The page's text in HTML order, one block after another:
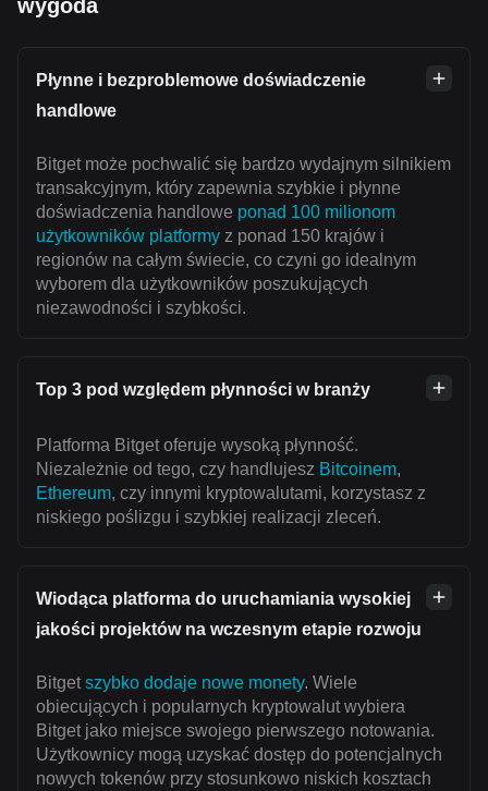
wygoda
Płynne i bezproblemowe doświadczenie
handlowe
Bitget może pochwalić się bardzo wydajnym silnikiem
transakcyjnym, który zapewnia szybkie i płynne
doświadczenia handlowe ponad 100 milionom
użytkowników platformy z ponad 150 krajów i
regionów na całym świecie, co czyni go idealnym
wyborem dla użytkowników poszukujących
niezawodności i szybkości.
Top 3 pod względem płynności w branży
Platforma Bitget oferuje wysoką płynność.
Niezależnie od tego, czy handlujesz Bitcoinem,
Ethereum, czy innymi kryptowalutami, korzystasz z
niskiego poślizgu i szybkiej realizacji zleceń.
Wiodąca platforma do uruchamiania wysokiej
jakości projektów na wczesnym etapie rozwoju
Bitget szybko dodaje nowe monety. Wiele
obiecujących i popularnych kryptowalut wybiera
Bitget jako miejsce swojego pierwszego notowania.
Użytkownicy mogą uzyskać dostęp do potencjalnych
nowych tokenów przy stosunkowo niskich kosztach